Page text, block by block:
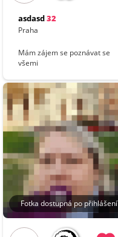
asdasd32
Praha
Mám zájem se poznávat se
všemi
Fotka dostupná po přihlášení